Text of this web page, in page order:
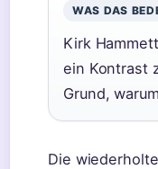
WAS DAS
Kirk
ein Kontrast
Grund,
Die